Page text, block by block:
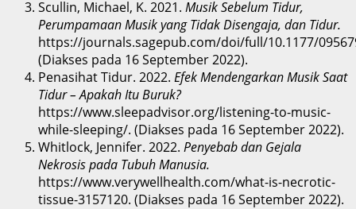
Scullin, Michael, K. 2021. Musik Sebelum Tidur,
Perumpamaan Musik yang Tidak Disengaja, dan Tidur.
https://journals.sagepub.com/doi/full/10.1177/
(Diakses pada 16 September 2022).
Penasihat Tidur. 2022. Efek Mendengarkan Musik Saat
Tidur – Apakah Itu Buruk?
https://www.sleepadvisor.org/listening-to-music-
while-sleeping/. (Diakses pada 16 September 2022).
Whitlock, Jennifer. 2022. Penyebab dan Gejala
Nekrosis pada Tubuh Manusia.
https://www.verywellhealth.com/what-is-necrotic-
tissue-3157120. (Diakses pada 16 September 2022).